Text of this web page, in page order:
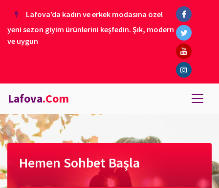
Lafova’da kadın ve erkek modasına özel
yeni sezon giyim ürünlerini keşfedin. Şık, modern
ve uygun
Lafova.Com
Hemen Sohbet Başla